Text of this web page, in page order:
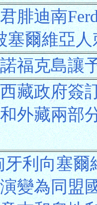
腓迪南
塞爾維亞
福克島讓
藏政府簽
外藏兩部
牙利向塞爾
變為同盟